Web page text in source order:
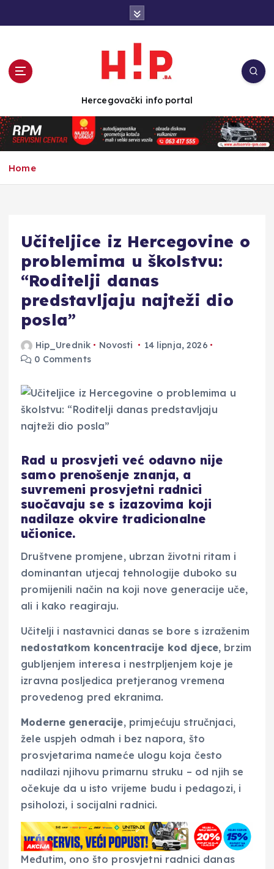
n
t
e
Hercegovački info portal
Home
Učiteljice iz Hercegovine o
problemima u školstvu:
“Roditelji danas
predstavljaju najteži dio
posla”
Hip_Urednik Novosti
14 lipnja, 2026
0 Comments
Rad u prosvjeti već odavno nije
samo prenošenje znanja, a
suvremeni prosvjetni radnici
suočavaju se s izazovima koji
nadilaze okvire tradicionalne
učionice.
Društvene promjene, ubrzan životni ritam i
dominantan utjecaj tehnologije duboko su
promijenili način na koji nove generacije uče,
ali i kako reagiraju.
Učitelji i nastavnici danas se bore s izraženim
nedostatkom koncentracije kod djece, brzim
gubljenjem interesa i nestrpljenjem koje je
izravna posljedica pretjeranog vremena
provedenog pred ekranima.
Moderne generacije, primjećuju stručnjaci,
žele uspjeh odmah i bez napora, što
prosvjetarima nameće ulogu koja često
nadilazi njihovu primarnu struku – od njih se
očekuje da u isto vrijeme budu i pedagozi, i
psiholozi, i socijalni radnici.
Međutim, ono što prosvjetni radnici danas